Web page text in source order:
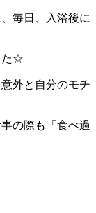
毎日、入浴後に
た☆
外と自分のモチ
の際も「食べ過